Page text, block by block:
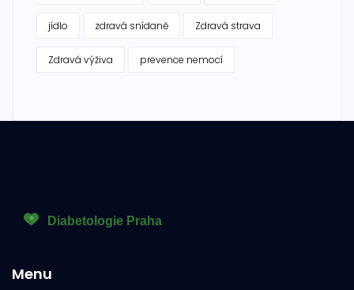
jídlo zdravá snídaně Zdravá strava
Zdravá výživa prevence nemocí
Menu